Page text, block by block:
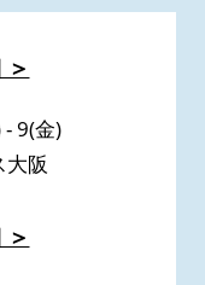
9(金)
阪